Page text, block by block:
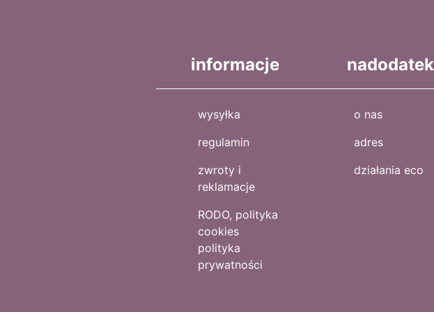
informacje
wysyłka
regulamin
zwroty i
reklamacje
RODO, polityka
cookies
polityka
prywatności
o nas
adres
działania eco